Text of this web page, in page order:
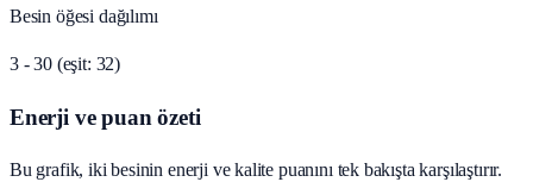
Besin öğesi dağılımı
3 - 30 (eşit: 32)
Enerji ve puan özeti
Bu grafik, iki besinin enerji ve kalite puanını tek bakışta karşılaştırır.